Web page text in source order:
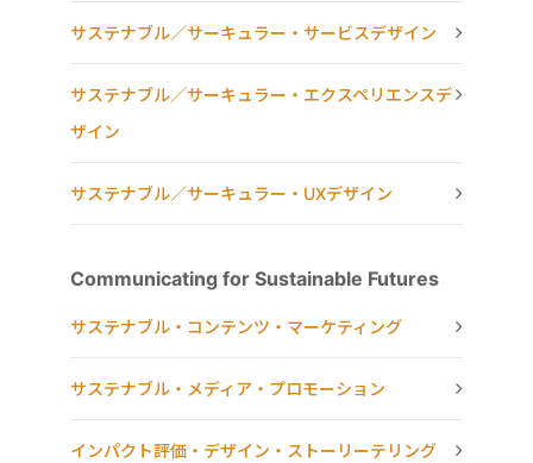
サステナブル／サーキュラー・サービスデザイン
サステナブル／サーキュラー・エクスペリエンスデ
ザイン
サステナブル／サーキュラー・UXデザイン
Communicating for Sustainable Futures
サステナブル・コンテンツ・マーケティング
サステナブル・メディア・プロモーション
インパクト評価・デザイン・ストーリーテリング